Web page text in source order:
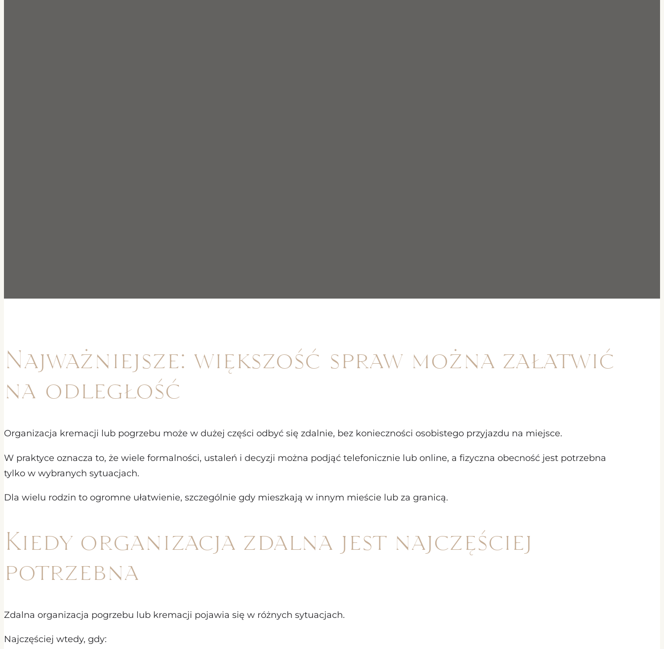
Najważniejsze: większość spraw można załatwić
na odległość
Organizacja kremacji lub pogrzebu może w dużej części odbyć się zdalnie, bez konieczności osobistego przyjazdu na miejsce.
W praktyce oznacza to, że wiele formalności, ustaleń i decyzji można podjąć telefonicznie lub online, a fizyczna obecność jest potrzebna
tylko w wybranych sytuacjach.
Dla wielu rodzin to ogromne ułatwienie, szczególnie gdy mieszkają w innym mieście lub za granicą.
Kiedy organizacja zdalna jest najczęściej
potrzebna
Zdalna organizacja pogrzebu lub kremacji pojawia się w różnych sytuacjach.
Najczęściej wtedy, gdy: